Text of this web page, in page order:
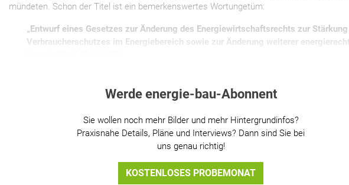
mündeten. Schon der Titel ist ein bemerkenswertes Wortungetüm:
„Entwurf eines Gesetzes zur Änderung des Energiewirtschaftsrechts zur
Verbraucherschutzes im Energiebereich sowie zur Änderung weiterer
Werde energie-bau-Abonnent
Sie wollen noch mehr Bilder und mehr Hintergrundinfos?
Praxisnahe Details, Pläne und Interviews? Dann sind Sie bei
uns genau richtig!
KOSTENLOSES PROBEMONAT